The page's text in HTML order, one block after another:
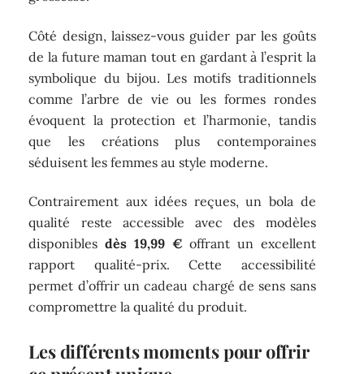
Côté design, laissez-vous guider par les goûts
de la future maman tout en gardant à l’esprit la
symbolique du bijou. Les motifs traditionnels
comme l’arbre de vie ou les formes rondes
évoquent la protection et l’harmonie, tandis
que les créations plus contemporaines
séduisent les femmes au style moderne.
Contrairement aux idées reçues, un bola de
qualité reste accessible avec des modèles
disponiblesdès 19,99 €offrant un excellent
rapport qualité-prix. Cette accessibilité
permet d’offrir un cadeau chargé de sens sans
compromettre la qualité du produit.
Les différents moments pour offrir